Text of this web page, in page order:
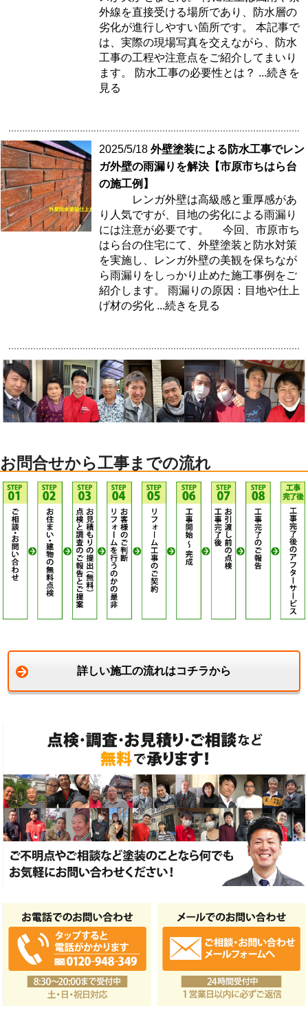
外線を直接受ける場所であり、防水層の
劣化が進行しやすい箇所です。 本記事で
は、実際の現場写真を交えながら、防水
工事の工程や注意点をご紹介してまいり
ます。 防水工事の必要性とは？ ...続きを
見る
2025/5/18外壁塗装による防水工事でレン
ガ外壁の雨漏りを解決【市原市ちはら台
の施工例】
レンガ外壁は高級感と重厚感があ
り人気ですが、目地の劣化による雨漏り
には注意が必要です。 今回、市原市ち
はら台の住宅にて、外壁塗装と防水対策
を実施し、レンガ外壁の美観を保ちなが
ら雨漏りをしっかり止めた施工事例をご
紹介します。 雨漏りの原因：目地や仕上
げ材の劣化 ...続きを見る
お問合せから工事までの流れ
詳しい施工の流れはコチラから